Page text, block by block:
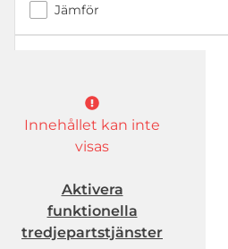
Jämför
Innehållet kan inte
visas
Aktivera
funktionella
tredjepartstjänster